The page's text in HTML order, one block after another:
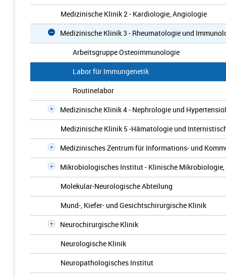
Medizinische Klinik 2 - Kardiologie, Angiologie
Medizinische Klinik 3 - Rheumatologie und
Arbeitsgruppe Osteoimmunologie
Labor für Immungenetik
Routinelabor
Medizinische Klinik 4 - Nephrologie und
Medizinische Klinik 5 -Hämatologie und
Medizinisches Zentrum für Informations- und
Mikrobiologisches Institut - Klinische
Molekular-Neurologische Abteilung
Mund-, Kiefer- und Gesichtschirurgische Klinik
Neurochirurgische Klinik
Neurologische Klinik
Neuropathologisches Institut